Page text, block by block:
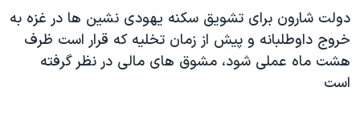
دادگاه حمید نوری
چهل سال گروگان‌گیری
قانون شفافیت دارائی کادر رهبری ایران
دولت شارون برای تشويق سکنه يهودی نشين ها در غزه به
خروج داوطلبانه و پيش از زمان تخليه که قرار است ظرف
هشت ماه عملی شود، مشوق های مالی در نظر گرفته
است